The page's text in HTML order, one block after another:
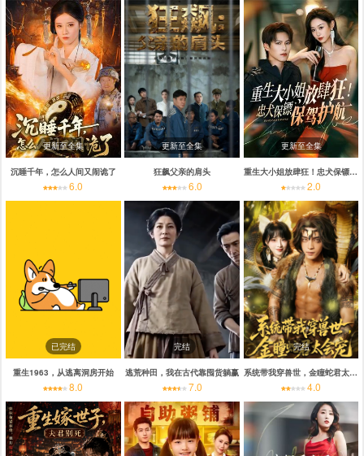
更新至全集
沉睡千年，怎么人间又闹诡了
6.0
更新至全集
狂飙父亲的肩头
6.0
更新至全集
重生大小姐放肆狂！忠犬保镖保驾护航
2.0
已完结
重生1963，从逃离洞房开始
8.0
完结
逃荒种田，我在古代靠囤货躺赢
7.0
完结
系统带我穿兽世，金瞳蛇君太会宠
4.0